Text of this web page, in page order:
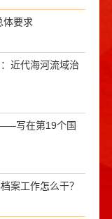
体要求
近代海河流域治
写在第19个国
案工作怎么干？